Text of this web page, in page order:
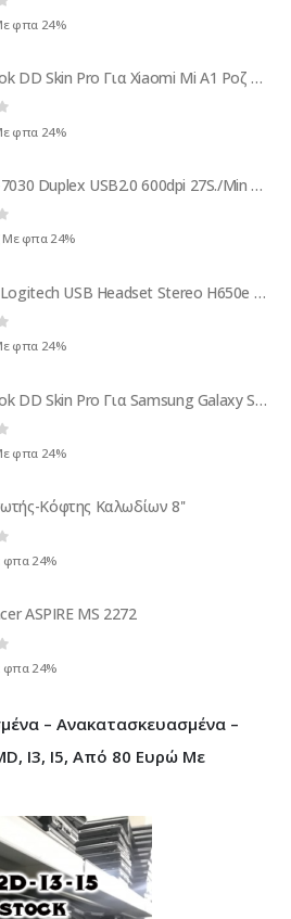
φπα 24%
Θηκη Book DD Skin Pro Για Xiaomi Mi A1 Ροζ Χρυσο
φπα 24%
Fujitsu fi-7030 Duplex USB2.0 600dpi 27S./Min A4 PA03750-B001
Με φπα 24%
Headset Logitech USB Headset Stereo H650e 981-000519
φπα 24%
Θηκη Book DD Skin Pro Για Samsung Galaxy S10e Μαυρη
φπα 24%
Κόφτης Καλωδίων 8''
φπα 24%
ASPIRE MS 2272
φπα 24%
– Ανακατασκευασμένα –
I3, I5, Από 80 Ευρώ Με